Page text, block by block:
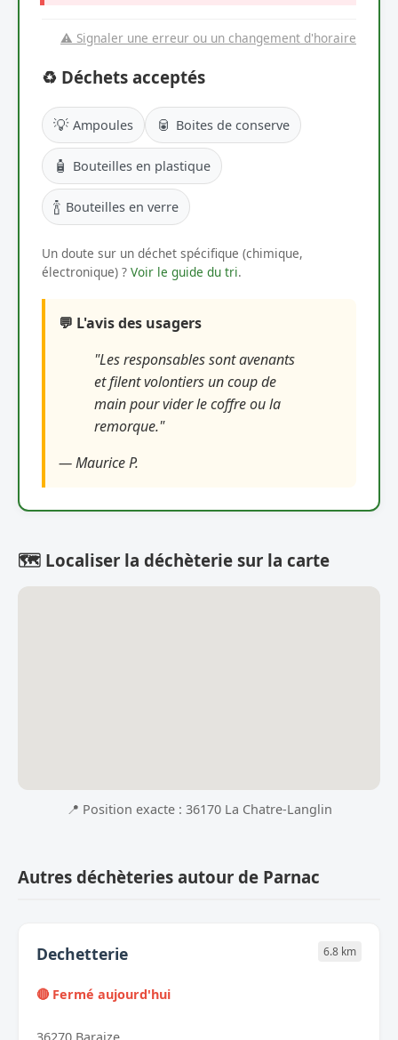
⚠️ Signaler une erreur ou un changement d'horaire
♻️ Déchets acceptés
💡 Ampoules 🥫 Boites de conserve
🧴 Bouteilles en plastique
🍾 Bouteilles en verre
Un doute sur un déchet spécifique (chimique,
électronique) ? Voir le guide du tri.
💬 L'avis des usagers
"Les responsables sont avenants
et filent volontiers un coup de
main pour vider le coffre ou la
remorque."
— Maurice P.
🗺️ Localiser la déchèterie sur la carte
📍 Position exacte : 36170 La Chatre-Langlin
Autres déchèteries autour de Parnac
Dechetterie 6.8 km
🔴 Fermé aujourd'hui
36270 Baraize